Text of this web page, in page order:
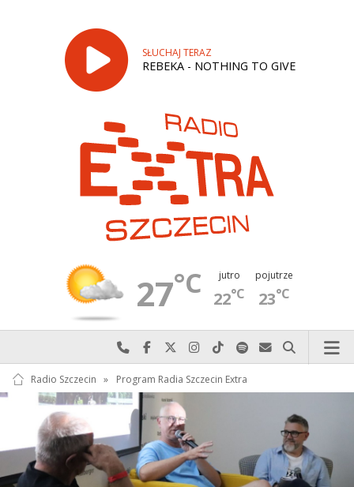
SŁUCHAJ TERAZ
REBEKA - NOTHING TO GIVE
27°C jutro
22°C
pojutrze
23°C
Najlepiej po prostu do nas zadzwoń
Odwiedź nas na Facebook-u
Odwiedź nas na X
Odwiedź nas na Instagram-ie
Odwiedź nas na TikTok-u
Szukaj nas na Spotify
Wyślij do nas
Szukaj
Radio Szczecin » Program Radia Szczecin Extra